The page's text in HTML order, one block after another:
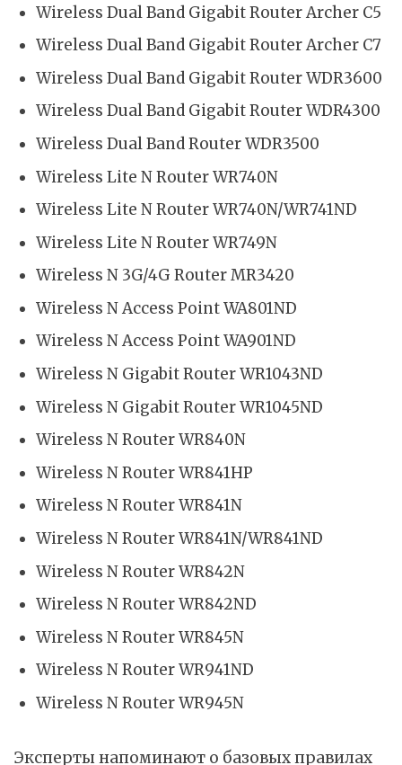
Wireless Dual Band Gigabit Router Archer C5
Wireless Dual Band Gigabit Router Archer C7
Wireless Dual Band Gigabit Router WDR3600
Wireless Dual Band Gigabit Router WDR4300
Wireless Dual Band Router WDR3500
Wireless Lite N Router WR740N
Wireless Lite N Router WR740N/WR741ND
Wireless Lite N Router WR749N
Wireless N 3G/4G Router MR3420
Wireless N Access Point WA801ND
Wireless N Access Point WA901ND
Wireless N Gigabit Router WR1043ND
Wireless N Gigabit Router WR1045ND
Wireless N Router WR840N
Wireless N Router WR841HP
Wireless N Router WR841N
Wireless N Router WR841N/WR841ND
Wireless N Router WR842N
Wireless N Router WR842ND
Wireless N Router WR845N
Wireless N Router WR941ND
Wireless N Router WR945N
Эксперты напоминают о базовых правилах